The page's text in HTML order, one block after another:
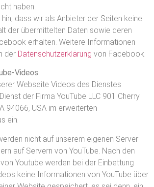
haben.
dass wir als Anbieter der Seiten keine
der übermittelten Daten sowie deren
erhalten. Weitere Informationen
der Datenschutzerklärung von Facebook.
Videos
Webseite Videos des Dienstes
der Firma YouTube LLC 901 Cherry
94066, USA im erweiterten
ein.
nicht auf unserem eigenen Server
auf Servern von YouTube. Nach den
Youtube werden bei der Einbettung
keine Informationen von YouTube über